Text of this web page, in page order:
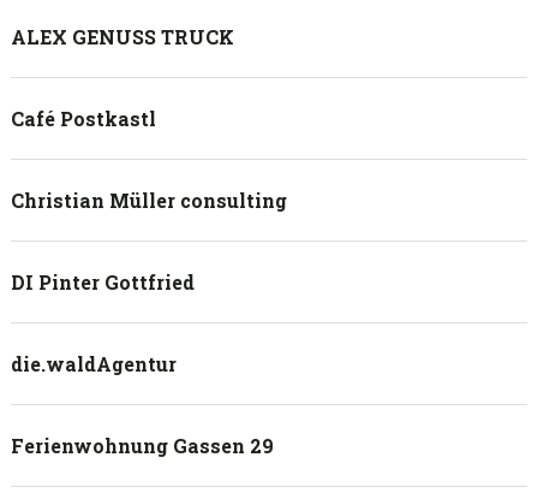
ALEX GENUSS TRUCK
Café Postkastl
Christian Müller consulting
DI Pinter Gottfried
die.waldAgentur
Ferienwohnung Gassen 29